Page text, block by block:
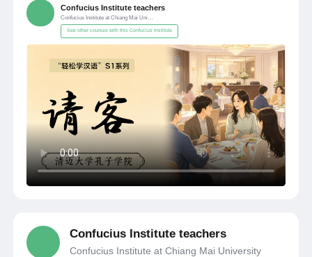
Confucius Institute teachers
Confucius Institute at Chiang Mai University
See other courses with this Confucius Institute
Confucius Institute teachers
Confucius Institute at Chiang Mai University